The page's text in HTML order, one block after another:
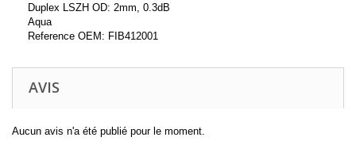
Duplex LSZH OD: 2mm, 0.3dB
Aqua
Reference OEM: FIB412001
AVIS
Aucun avis n'a été publié pour le moment.